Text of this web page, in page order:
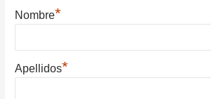
Nombre*
Apellidos*